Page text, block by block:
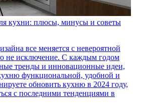
кухни: плюсы, минусы и советы
все меняется с невероятной
не исключение. С каждым годом
тренды и инновационные идеи,
функциональной, удобной и
обновить кухню в 2024 году,
с последними тенденциями в